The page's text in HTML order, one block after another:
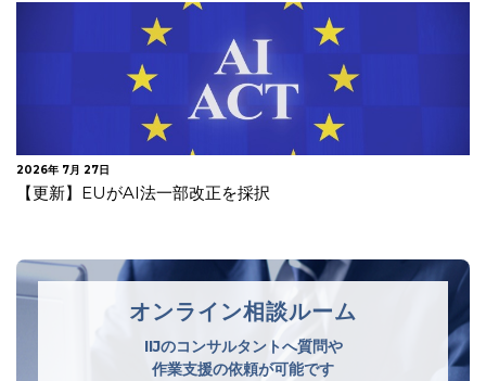
2026年 7月 27日
【更新】EUがAI法一部改正を採択
オンライン相談ルーム
IIJのコンサルタントへ質問や
作業支援の依頼が可能です